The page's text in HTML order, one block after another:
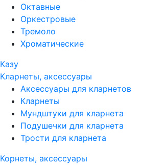
Октавные
Оркестровые
Тремоло
Хроматические
Казу
Кларнеты, аксессуары
Аксессуары для кларнетов
Кларнеты
Мундштуки для кларнета
Подушечки для кларнета
Трости для кларнета
Корнеты, аксессуары